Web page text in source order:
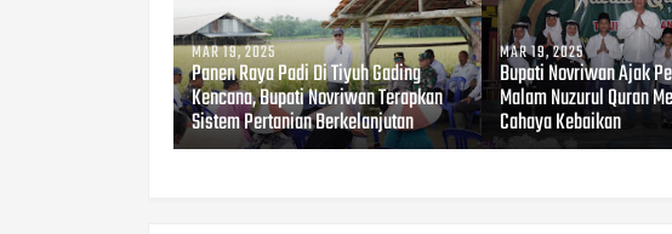
MAR 19, 2025
Panen Raya Padi Di Tiyuh Gading
Kencana, Bupati Novriwan Terapkan
Sistem Pertanian Berkelanjutan
MAR 19, 2025
Bupati Novriwan Ajak
Malam Nuzurul Quran
Cahaya Kebaikan